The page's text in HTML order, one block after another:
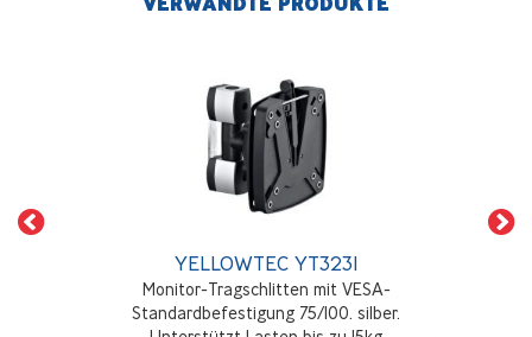
YELLOWTEC YT3231
Monitor-Tragschlitten mit VESA-
Standardbefestigung 75/100. silber.